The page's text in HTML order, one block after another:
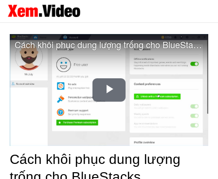
Play
Video
Cách khôi phục dung lượng trống cho BlueStacks
Cách khôi phục dung lượng